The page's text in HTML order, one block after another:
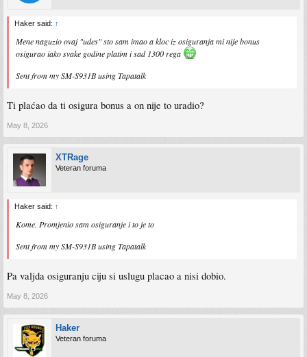
Haker said: ↑
Mene naguzio ovaj "udes" sto sam imao a kloc iz osiguranja mi nije bonus
osigurao iako svake godine platim i sad 1300 rega
Sent from my SM-S931B using Tapatalk
Ti plaćao da ti osigura bonus a on nije to uradio?
May 8, 2026
XTRage
Veteran foruma
Haker said: ↑
Kome. Promjenio sam osiguranje i to je to
Sent from my SM-S931B using Tapatalk
Pa valjda osiguranju ciju si uslugu placao a nisi dobio.
May 8, 2026
Haker
Veteran foruma